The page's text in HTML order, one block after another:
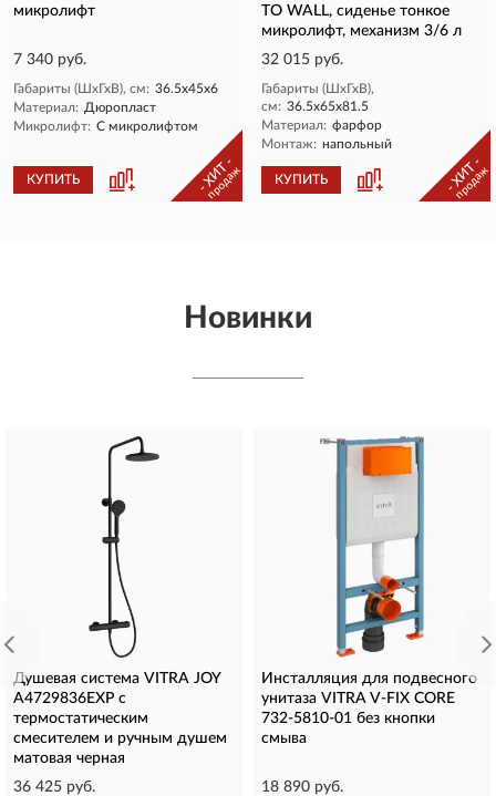
микролифт
7 340 руб.
Габариты (ШхГхВ), см: 36.5х45х6
Материал: Дюропласт
Микролифт: С микролифтом
КУПИТЬ - ХИТ -
продаж
TO WALL, сиденье тонкое
микролифт, механизм 3/6 л
32 015 руб.
Габариты (ШхГхВ),
см: 36.5х65х81.5
Материал: фарфор
Монтаж: напольный
КУПИТЬ - ХИТ -
продаж
Новинки
Душевая система VITRA JOY
A4729836EXP с
термостатическим
смесителем и ручным душем
матовая черная
36 425 руб.
Инсталляция для подвесного
унитаза VITRA V-FIX CORE
732-5810-01 без кнопки
смыва
18 890 руб.